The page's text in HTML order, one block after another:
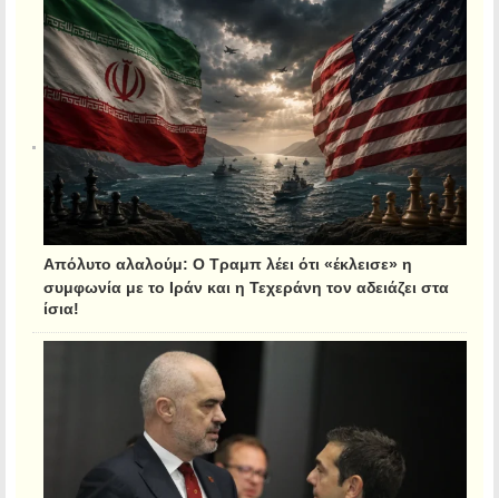
Απόλυτο αλαλούμ: Ο Τραμπ λέει ότι «έκλεισε» η
συμφωνία με το Ιράν και η Τεχεράνη τον αδειάζει στα
ίσια!